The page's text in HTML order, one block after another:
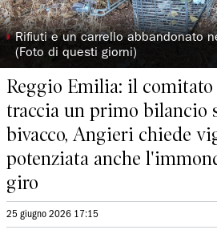
◗Rifiuti e un carrello abbandonato
(Foto di questi giorni)
Reggio Emilia: il
traccia un primo bilancio
bivacco, Angieri chiede
potenziata anche
giro
25 giugno 2026 17:15